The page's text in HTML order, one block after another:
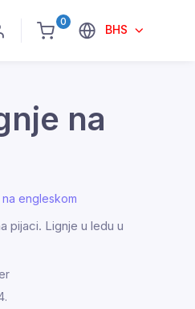
0
BHS
na
engleskom
pijaci. Lignje u ledu u